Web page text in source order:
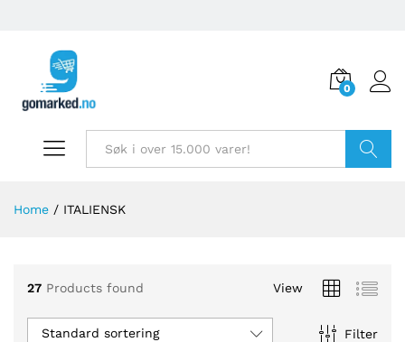
0
Home / ITALIENSK
27 Products found View
Filter
Standard sortering